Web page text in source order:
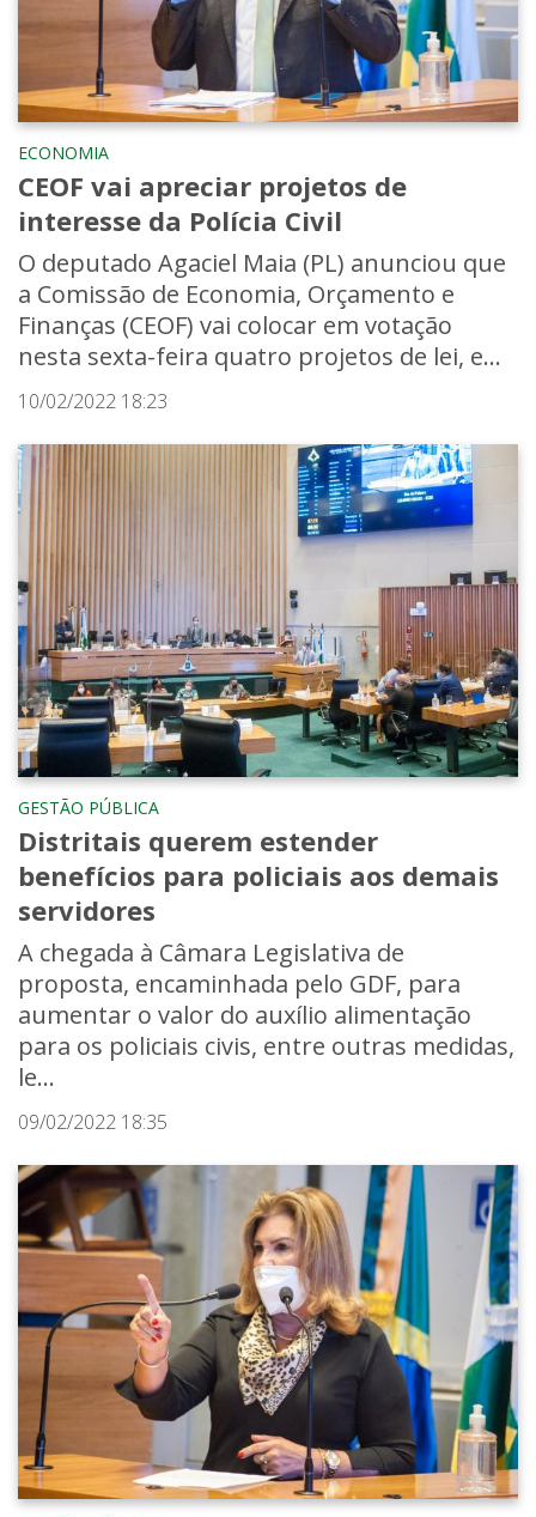
ECONOMIA
CEOF vai apreciar projetos de
interesse da Polícia Civil
O deputado Agaciel Maia (PL) anunciou que
a Comissão de Economia, Orçamento e
Finanças (CEOF) vai colocar em votação
nesta sexta-feira quatro projetos de lei, e...
10/02/2022 18:23
GESTÃO PÚBLICA
Distritais querem estender
benefícios para policiais aos demais
servidores
A chegada à Câmara Legislativa de
proposta, encaminhada pelo GDF, para
aumentar o valor do auxílio alimentação
para os policiais civis, entre outras medidas,
le...
09/02/2022 18:35